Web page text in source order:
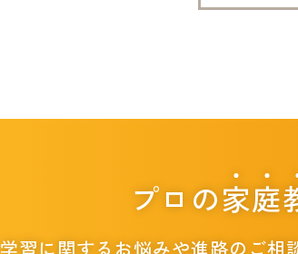
プロの家庭
学習に関するお悩みや進路のご相